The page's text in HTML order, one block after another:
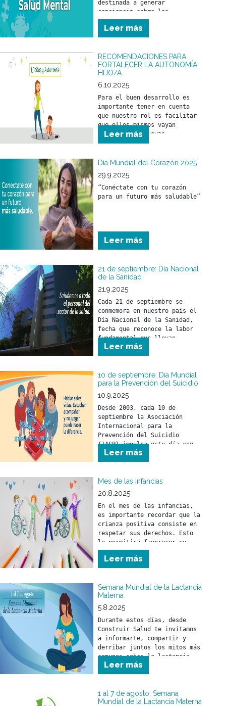
destinada a generar
conciencia sobre los
problemas vinculados con la
salud mental y a promover los
derechos de las personas que
objetivo de mejorar su
atención, cuidado y
Leer más
RECOMENDACIONES PARA
FORTALECER LA AUTONOMÍA
HIJO/A
6.10.2025
Para el buen desarrollo es
importante tener en cuenta
que nuestro rol es facilitar
que ellos mismos vayan
logrando sus nuevas
“conquistas”. Ponerse de pie,
buena capacidad de
irán adquiriendo por
imitación y propio
desarrollo.
Leer más
Día Mundial del Corazón 2025
29.9.2025
“Conéctate con tu corazón
para un futuro más saludable”
Leer más
21 de septiembre: Día Nacional
de la Sanidad
21.9.2025
Cada 21 de septiembre se
conmemora en nuestro país el
Día Nacional de la Sanidad,
fecha que reconoce la labor
fundamental que llevan
adelante los trabajadores y
trabajadoras del sector
Leer más
10 de septiembre: Día Mundial
para la Prevención del Suicidio
10.9.2025
Desde 2003, cada 10 de
septiembre la Asociación
Internacional para la
Prevención del Suicidio
(IASP) impulsa este día con
el objetivo de promover
compromisos y acciones
Leer más
Mes de las infancias
20.8.2025
En el mes de las infancias,
es importante recordar que la
crianza positiva consiste en
respetar sus derechos. Esto
le permitirá favorecer su
desarrollo físico, mental y
social.
Leer más
Semana Mundial de la Lactancia
Materna
5.8.2025
Durante estos días, desde
Construir Salud te invitamos
a informarte, compartir y
derribar juntos los mitos más
comunes sobre la lactancia.
Leer más
1 al 7 de agosto: Semana
Mundial de la Lactancia Materna